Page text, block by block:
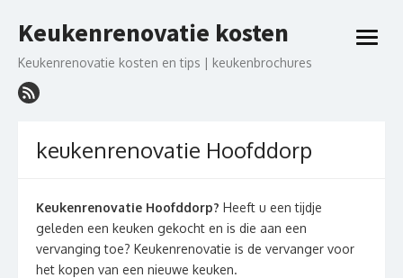
naar
inhoud
Keukenrenovatie kosten
Keukenrenovatie kosten en tips | keukenbrochures
open
keukenrenovatie Hoofddorp
Keukenrenovatie Hoofddorp? Heeft u een tijdje
geleden een keuken gekocht en is die aan een
vervanging toe? Keukenrenovatie is de vervanger voor
het kopen van een nieuwe keuken.